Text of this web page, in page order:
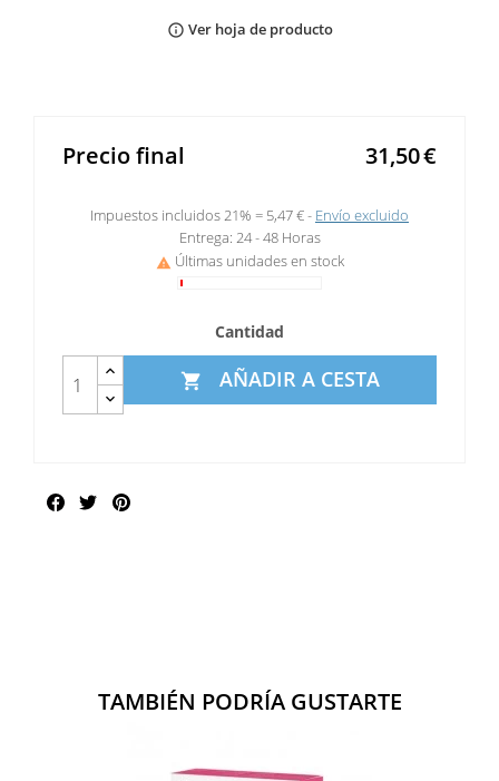
info_outline Ver hoja de producto
Precio final €
31,50
Impuestos incluidos 21% = 5,47 €
Envío excluido
Entrega: 24 - 48 Horas
 Últimas unidades en stock
Cantidad
 AÑADIR A CESTA
Compartir
TAMBIÉN PODRÍA GUSTARTE